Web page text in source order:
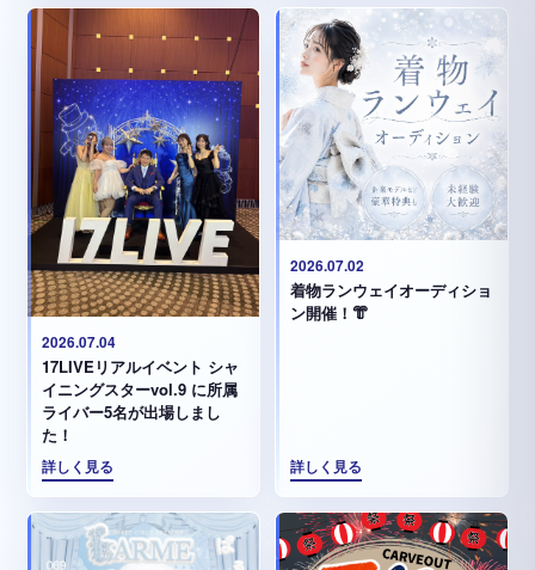
2026.07.04
17LIVEリアルイベント シャ
イニングスターvol.9 に所属
ライバー5名が出場しまし
た！
詳しく見る
2026.07.02
着物ランウェイオーディショ
ン開催！👘
詳しく見る